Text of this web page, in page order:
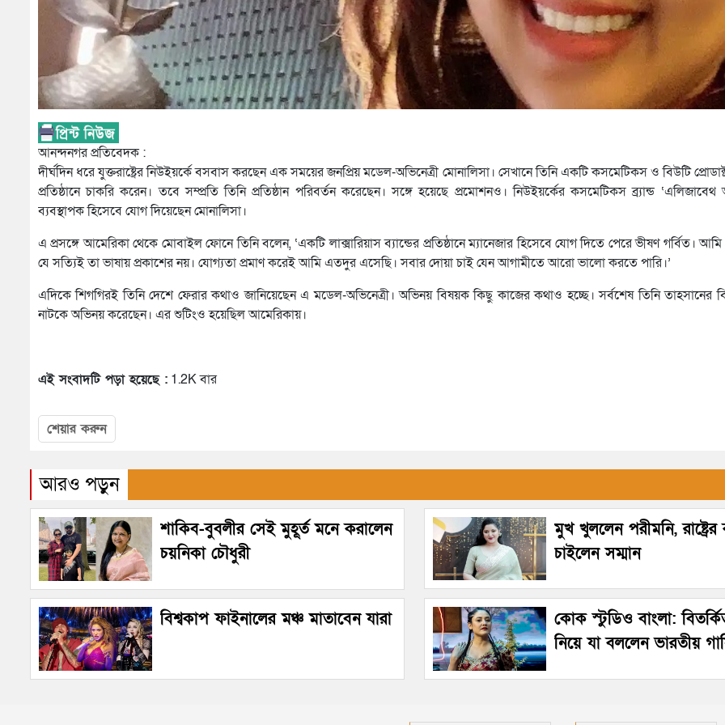
আনন্দনগর প্রতিবেদক :
দীর্ঘদিন ধরে যুক্তরাষ্ট্রের নিউইয়র্কে বসবাস করছেন এক সময়ের জনপ্রিয় মডেল-অভিনেত্রী মোনালিসা। সেখানে তিনি একটি কসমেটিকস ও বিউটি
প্রতিষ্ঠানে চাকরি করেন। তবে সম্প্রতি তিনি প্রতিষ্ঠান পরিবর্তন করেছেন। সঙ্গে হয়েছে প্রমোশনও। নিউইয়র্কের কসমেটিকস ব্র্যান্ড
ব্যবস্থাপক হিসেবে যোগ দিয়েছেন মোনালিসা।
এ প্রসঙ্গে আমেরিকা থেকে মোবাইল ফোনে তিনি বলেন, ‘একটি লাক্সারিয়াস ব্যান্ডের প্রতিষ্ঠানে ম্যানেজার হিসেবে যোগ দিতে পেরে ভীষণ গর্বিত।
যে সত্যিই তা ভাষায় প্রকাশের নয়। যোগ্যতা প্রমাণ করেই আমি এতদুর এসেছি। সবার দোয়া চাই যেন আগামীতে আরো ভালো করতে পারি।’
এদিকে শিগগিরই তিনি দেশে ফেরার কথাও জানিয়েছেন এ মডেল-অভিনেত্রী। অভিনয় বিষয়ক কিছু কাজের কথাও হচ্ছে। সর্বশেষ তিনি তাহসানের
নাটকে অভিনয় করেছেন। এর শুটিংও হয়েছিল আমেরিকায়।
এই সংবাদটি পড়া হয়েছে : 1.2K বার
শেয়ার করুন
আরও পড়ুন
শাকিব-বুবলীর সেই মুহূর্ত মনে করালেন
চয়নিকা চৌধুরী
মুখ খুললেন পরীমনি,
চাইলেন সম্মান
বিশ্বকাপ ফাইনালের মঞ্চ মাতাবেন যারা
কোক স্টুডিও বাংলা:
নিয়ে যা বললেন ভারতীয়